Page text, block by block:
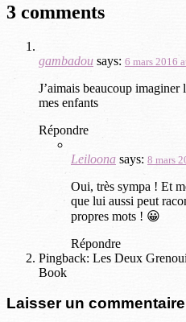
3 comments
gambadou says: 6 mars 2016
J’aimais beaucoup imaginer
mes enfants
Répondre
Leiloona says: 8 mars
Oui, très sympa ! Et
que lui aussi peut
propres mots ! 😀
Répondre
Pingback: Les Deux
Book
Laisser un commentaire